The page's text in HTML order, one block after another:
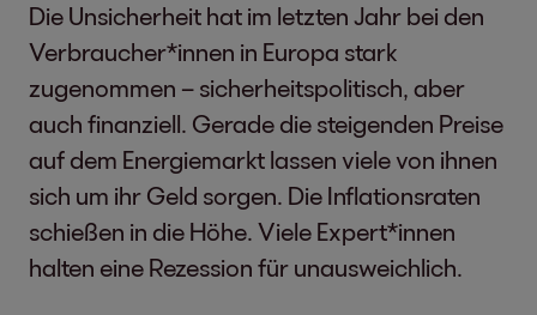
Die Unsicherheit hat im letzten Jahr bei den
Verbraucher*innen in Europa stark
zugenommen – sicherheitspolitisch, aber
auch finanziell. Gerade die steigenden Preise
auf dem Energiemarkt lassen viele von ihnen
sich um ihr Geld sorgen. Die Inflationsraten
schießen in die Höhe. Viele Expert*innen
halten eine Rezession für unausweichlich.